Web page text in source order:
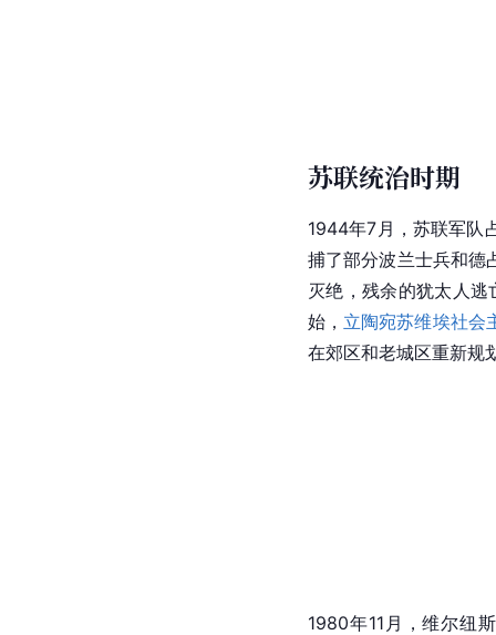
苏联统治时期
1944年7月，苏联军队
捕了部分波兰士兵和德
灭绝，残余的犹太人
始， 立陶宛苏维埃社会
在郊区和老城区重新规
1980年11月，维尔纽